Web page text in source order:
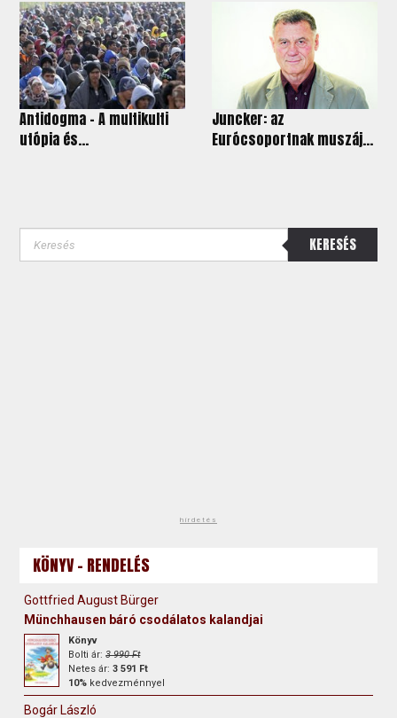
Antidogma - A multikulti
utópia és...
Juncker: az
Eurócsoportnak muszáj...
KERESÉS
hirdetés
KÖNYV - RENDELÉS
Gottfried August Bürger
Münchhausen báró csodálatos kalandjai
Könyv
Bolti ár:3 990 Ft
Netes ár:3 591 Ft
10% kedvezménnyel
Bogár László